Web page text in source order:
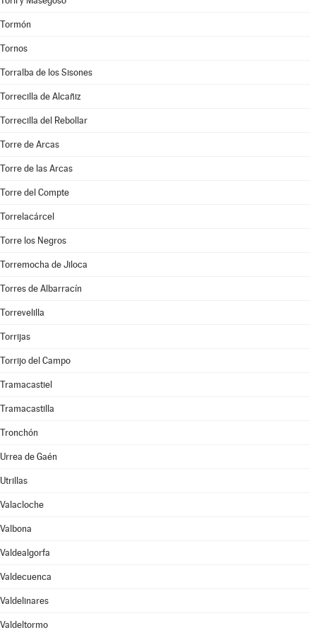
Tormón
Tornos
Torralba de los Sisones
Torrecilla de Alcañiz
Torrecilla del Rebollar
Torre de Arcas
Torre de las Arcas
Torre del Compte
Torrelacárcel
Torre los Negros
Torremocha de Jiloca
Torres de Albarracín
Torrevelilla
Torrijas
Torrijo del Campo
Tramacastiel
Tramacastilla
Tronchón
Urrea de Gaén
Utrillas
Valacloche
Valbona
Valdealgorfa
Valdecuenca
Valdelinares
Valdeltormo